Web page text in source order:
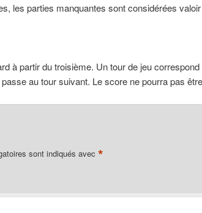
les parties manquantes sont considérées
à partir du troisième. Un tour de jeu
au tour suivant. Le score ne pourra pas
sont indiqués avec *